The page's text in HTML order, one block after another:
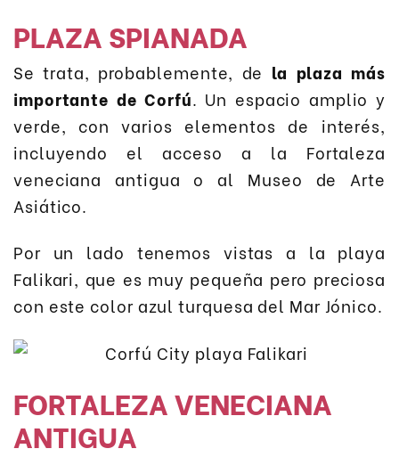
PLAZA SPIANADA
Se trata, probablemente, de la plaza más
importante de Corfú. Un espacio amplio y
verde, con varios elementos de interés,
incluyendo el acceso a la Fortaleza
veneciana antigua o al Museo de Arte
Asiático.
Por un lado tenemos vistas a la playa
Falikari, que es muy pequeña pero preciosa
con este color azul turquesa del Mar Jónico.
FORTALEZA VENECIANA
ANTIGUA